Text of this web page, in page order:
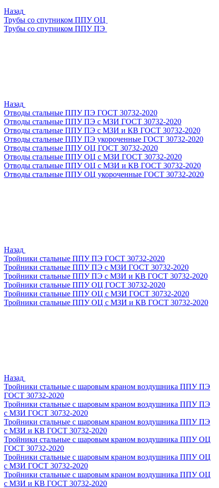
Назад
Трубы со спутником ППУ ОЦ
Трубы со спутником ППУ ПЭ
Назад
Отводы стальные ППУ ПЭ ГОСТ 30732-2020
Отводы стальные ППУ ПЭ с МЗИ ГОСТ 30732-2020
Отводы стальные ППУ ПЭ с МЗИ и КВ ГОСТ 30732-2020
Отводы стальные ППУ ПЭ укороченные ГОСТ 30732-2020
Отводы стальные ППУ ОЦ ГОСТ 30732-2020
Отводы стальные ППУ ОЦ с МЗИ ГОСТ 30732-2020
Отводы стальные ППУ ОЦ с МЗИ и КВ ГОСТ 30732-2020
Отводы стальные ППУ ОЦ укороченные ГОСТ 30732-2020
Назад
Тройники стальные ППУ ПЭ ГОСТ 30732-2020
Тройники стальные ППУ ПЭ с МЗИ ГОСТ 30732-2020
Тройники стальные ППУ ПЭ с МЗИ и КВ ГОСТ 30732-2020
Тройники стальные ППУ ОЦ ГОСТ 30732-2020
Тройники стальные ППУ ОЦ с МЗИ ГОСТ 30732-2020
Тройники стальные ППУ ОЦ с МЗИ и КВ ГОСТ 30732-2020
Назад
Тройники стальные с шаровым краном воздушника ППУ ПЭ
ГОСТ 30732-2020
Тройники стальные с шаровым краном воздушника ППУ ПЭ
с МЗИ ГОСТ 30732-2020
Тройники стальные с шаровым краном воздушника ППУ ПЭ
с МЗИ и КВ ГОСТ 30732-2020
Тройники стальные с шаровым краном воздушника ППУ ОЦ
ГОСТ 30732-2020
Тройники стальные с шаровым краном воздушника ППУ ОЦ
с МЗИ ГОСТ 30732-2020
Тройники стальные с шаровым краном воздушника ППУ ОЦ
с МЗИ и КВ ГОСТ 30732-2020